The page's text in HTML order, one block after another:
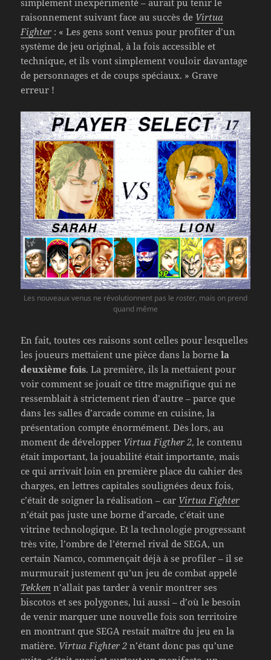
simplement inexpérimenté – aurait pu tenir le
raisonnement suivant face au succès de Virtua
Fighter : « Les gens sont venus pour profiter d’un
système de jeu original, à la fois accessible et
technique, et ils vont simplement vouloir davantage
de personnages et de coups spéciaux. » Grave
erreur !
Les nouveaux venus ne révolutionnent pas le roster, mais on prend
quand même
En fait, toutes ces raisons sont celles pour lesquelles
les joueurs mettaient une pièce dans la bornela
deuxième fois. La première, ils la mettaient pour
voir comment se jouait ce titre magnifique qui ne
ressemblait à strictement rien d’autre – parce que
dans les salles d’arcade comme en cuisine, la
présentation compte énormément. Dès lors, au
moment de développer Virtua Figther 2, le contenu
était important, la jouabilité était importante, mais
ce qui arrivait loin en première place du cahier des
charges, en lettres capitales soulignées deux fois,
c’était de soigner la réalisation – car Virtua Fighter
n’était pas juste une borne d’arcade, c’était une
vitrine technologique. Et la technologie progressant
très vite, l’ombre de l’éternel rival de SEGA, un
certain Namco, commençait déjà à se profiler – il se
murmurait justement qu’un jeu de combat appelé
Tekken n’allait pas tarder à venir montrer ses
biscotos et ses polygones, lui aussi – d’où le besoin
de venir marquer une nouvelle fois son territoire
en montrant que SEGA restait maître du jeu en la
matière. Virtua Fighter 2 n’étant donc pas qu’une